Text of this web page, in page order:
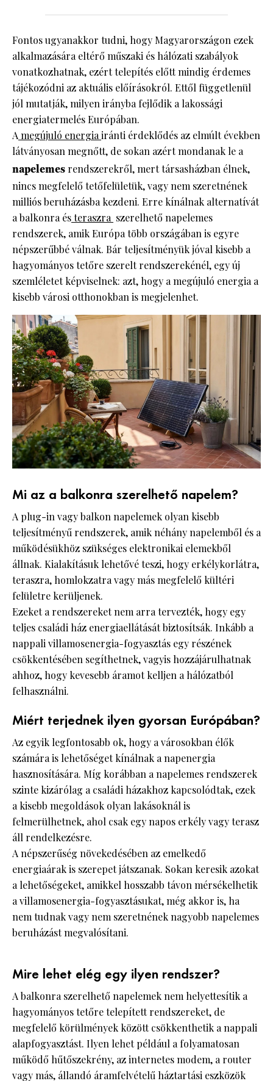
Fontos ugyanakkor tudni, hogy Magyarországon ezek
alkalmazására eltérő műszaki és hálózati szabályok
vonatkozhatnak, ezért telepítés előtt mindig érdemes
tájékozódni az aktuális előírásokról. Ettől függetlenül
jól mutatják, milyen irányba fejlődik a lakossági
energiatermelés Európában.
A megújuló energia iránti érdeklődés az elmúlt években
látványosan megnőtt, de sokan azért mondanak le a
napelemes rendszerekről, mert társasházban élnek,
nincs megfelelő tetőfelületük, vagy nem szeretnének
milliós beruházásba kezdeni. Erre kínálnak alternatívát
a balkonra ésteraszra szerelhető napelemes
rendszerek, amik Európa több országában is egyre
népszerűbbé válnak. Bár teljesítményük jóval kisebb a
hagyományos tetőre szerelt rendszerekénél, egy új
szemléletet képviselnek: azt, hogy a megújuló energia a
kisebb városi otthonokban is megjelenhet.
Mi az a balkonra szerelhető napelem?
A plug-in vagy balkon napelemek olyan kisebb
teljesítményű rendszerek, amik néhány napelemből és a
működésükhöz szükséges elektronikai elemekből
állnak. Kialakításuk lehetővé teszi, hogy erkélykorlátra,
teraszra, homlokzatra vagy más megfelelő kültéri
felületre kerüljenek.
Ezeket a rendszereket nem arra tervezték, hogy egy
teljes családi ház energiaellátását biztosítsák. Inkább a
nappali villamosenergia-fogyasztás egy részének
csökkentésében segíthetnek, vagyis hozzájárulhatnak
ahhoz, hogy kevesebb áramot kelljen a hálózatból
felhasználni.
Miért terjednek ilyen gyorsan Európában?
Az egyik legfontosabb ok, hogy a városokban élők
számára is lehetőséget kínálnak a napenergia
hasznosítására. Míg korábban a napelemes rendszerek
szinte kizárólag a családi házakhoz kapcsolódtak, ezek
a kisebb megoldások olyan lakásoknál is
felmerülhetnek, ahol csak egy napos erkély vagy terasz
áll rendelkezésre.
A népszerűség növekedésében az emelkedő
energiaárak is szerepet játszanak. Sokan keresik azokat
a lehetőségeket, amikkel hosszabb távon mérsékelhetik
a villamosenergia-fogyasztásukat, még akkor is, ha
nem tudnak vagy nem szeretnének nagyobb napelemes
beruházást megvalósítani.
Mire lehet elég egy ilyen rendszer?
A balkonra szerelhető napelemek nem helyettesítik a
hagyományos tetőre telepített rendszereket, de
megfelelő körülmények között csökkenthetik a nappali
alapfogyasztást. Ilyen lehet például a folyamatosan
működő hűtőszekrény, az internetes modem, a router
vagy más, állandó áramfelvételű háztartási eszközök